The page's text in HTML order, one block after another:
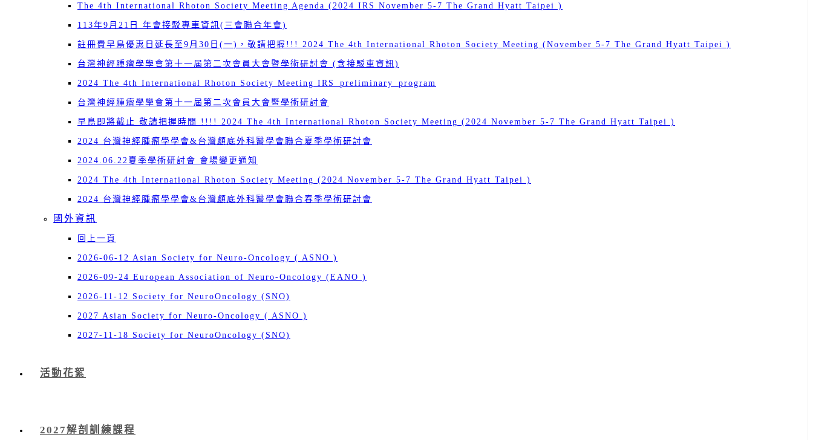
The 4th International Rhoton Society Meeting Agenda (2024 IRS November 5-7 The Grand Hyatt Taipei )
113年9月21日 年會接駁專車資訊(三會聯合年會)
註冊費早鳥優惠日延長至9月30日(一)，敬請把握!!! 2024 The 4th International Rhoton Society Meeting (November 5-7 The Grand Hyatt Taipei )
台灣神經腫瘤學學會第十一屆第二次會員大會暨學術研討會 (含接駁車資訊)
2024 The 4th International Rhoton Society Meeting IRS_preliminary_program
台灣神經腫瘤學學會第十一屆第二次會員大會暨學術研討會
早鳥即將截止 敬請把握時間 !!!! 2024 The 4th International Rhoton Society Meeting (2024 November 5-7 The Grand Hyatt Taipei )
2024 台灣神經腫瘤學學會&台灣顱底外科醫學會聯合夏季學術研討會
2024.06.22夏季學術研討會 會場變更通知
2024 The 4th International Rhoton Society Meeting (2024 November 5-7 The Grand Hyatt Taipei )
2024 台灣神經腫瘤學學會&台灣顱底外科醫學會聯合春季學術研討會
國外資訊
回上一頁
2026-06-12 Asian Society for Neuro-Oncology ( ASNO )
2026-09-24 European Association of Neuro-Oncology (EANO )
2026-11-12 Society for NeuroOncology (SNO)
2027 Asian Society for Neuro-Oncology ( ASNO )
2027-11-18 Society for NeuroOncology (SNO)
活動花絮
2027解剖訓練課程